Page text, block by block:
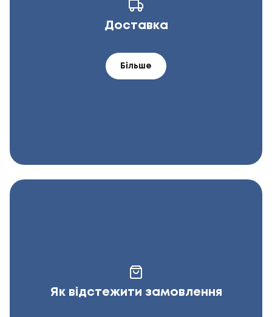
Доставка
Більше
Як відстежити замовлення